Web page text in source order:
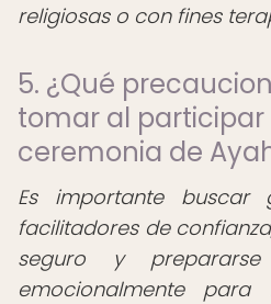
religiosas o con fines
5. ¿Qué
tomar al participar
ceremonia de
Es importante buscar
facilitadores de
seguro y
emocionalmente